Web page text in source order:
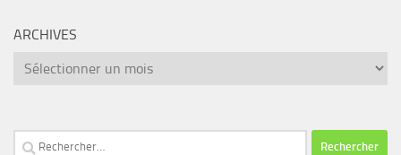
ARCHIVES
Archives
Rechercher :